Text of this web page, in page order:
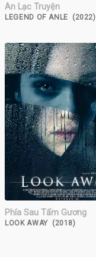
An Lạc Truyện
LEGEND OF ANLE (2022)
Phía Sau Tấm Gương
LOOK AWAY (2018)